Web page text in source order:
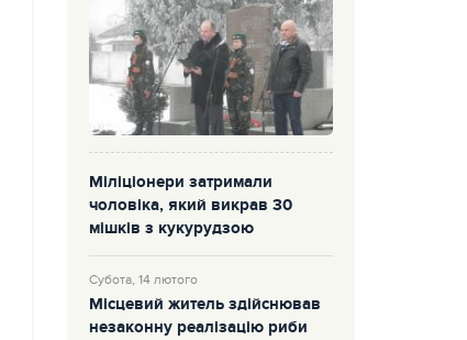
Міліціонери затримали
чоловіка, який викрав 30
мішків з кукурудзою
Субота, 14 лютого
Місцевий житель здійснював
незаконну реалізацію риби